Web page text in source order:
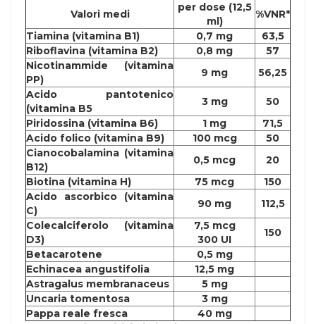
Valori medi
per dose (12,5
ml)
%VNR*
Tiamina (vitamina B1)
0,7 mg
63,5
Riboflavina (vitamina B2)
0,8 mg
57
Nicotinammide (vitamina
PP)
9 mg
56,25
Acido pantotenico
(vitamina B5
3 mg
50
Piridossina (vitamina B6)
1 mg
71,5
Acido folico (vitamina B9)
100 mcg
50
Cianocobalamina (vitamina
B12)
0,5 mcg
20
Biotina (vitamina H)
75 mcg
150
Acido ascorbico (vitamina
C)
90 mg
112,5
Colecalciferolo (vitamina
D3)
7,5 mcg
300 UI
150
Betacarotene
0,5 mg
Echinacea angustifolia
12,5 mg
Astragalus membranaceus
5 mg
Uncaria tomentosa
3 mg
Pappa reale fresca
40 mg